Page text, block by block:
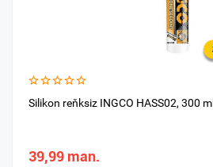
Silikon reňksiz INGCO HASS02, 300 ml
39,99 man.